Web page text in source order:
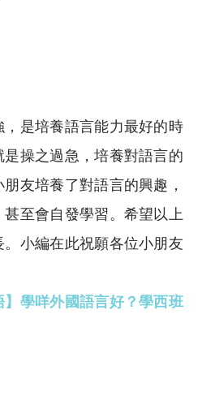
是培養語言能力最好的時
操之過急，培養對語言的
友培養了對語言的興趣，
至會自發學習。希望以上
小編在此祝願各位小朋友
學咩外國語言好？學西班